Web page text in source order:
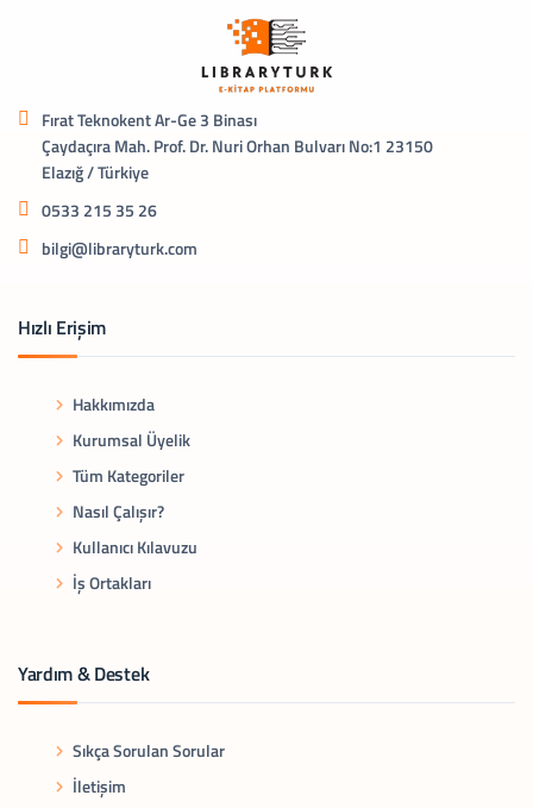
Fırat Teknokent Ar-Ge 3 Binası
Çaydaçıra Mah. Prof. Dr. Nuri Orhan Bulvarı No:1 23150
Elazığ / Türkiye
0533 215 35 26
bilgi@libraryturk.com
Hızlı Erişim
Hakkımızda
Kurumsal Üyelik
Tüm Kategoriler
Nasıl Çalışır?
Kullanıcı Kılavuzu
İş Ortakları
Yardım & Destek
Sıkça Sorulan Sorular
İletişim